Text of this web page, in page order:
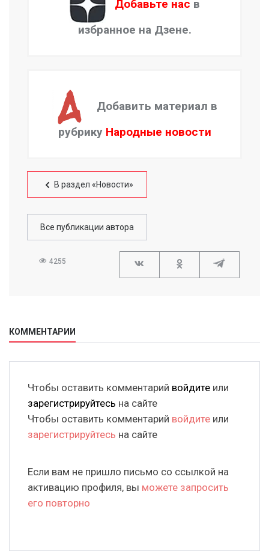
Добавьте нас в
избранное на Дзене.
Добавить материал в
рубрику Народные новости
В раздел «Новости»
Все публикации автора
4255
КОММЕНТАРИИ
Чтобы оставить комментарий войдите или
зарегистрируйтесь на сайте
Чтобы оставить комментарий войдите или
зарегистрируйтесь на сайте
Если вам не пришло письмо со ссылкой на
активацию профиля, вы можете запросить
его повторно